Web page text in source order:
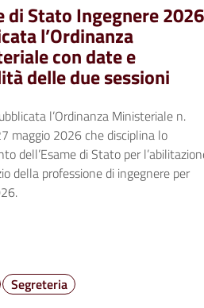
di Stato Ingegnere
l’Ordinanza
con date e
delle due sessioni
l’Ordinanza Ministeriale n.
maggio 2026 che disciplina lo
dell’Esame di Stato per
della professione di ingegnere per
Segreteria